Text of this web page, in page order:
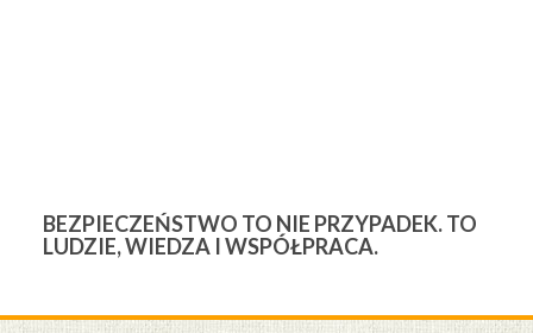
BEZPIECZEŃSTWO TO NIE PRZYPADEK. TO
LUDZIE, WIEDZA I WSPÓŁPRACA.